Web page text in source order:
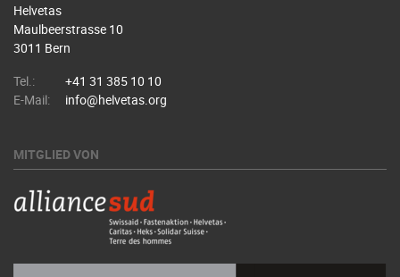
Helvetas
Maulbeerstrasse 10
3011 Bern
Tel.:
+41 31 385 10 10
E-Mail:
info@helvetas.org
MITGLIED VON